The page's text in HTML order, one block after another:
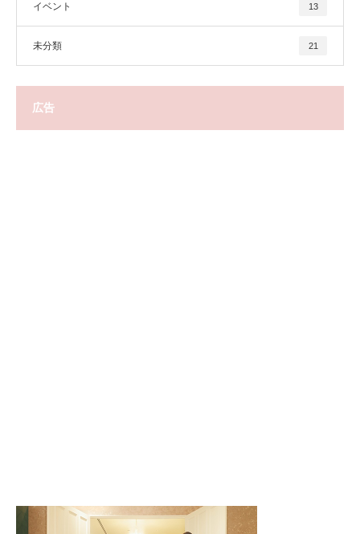
イベント 13
未分類 21
広告